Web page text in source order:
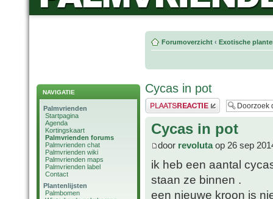
NAVIGATIE
Palmvrienden
Startpagina
Agenda
Kortingskaart
Palmvrienden forums
Palmvrienden chat
Palmvrienden wiki
Palmvrienden maps
Palmvrienden label
Contact
Plantenlijsten
Palmbomen
Forumoverzicht ‹ Exotische
Cycas in pot
Plaats een reactie
Cycas in pot
door revolutaop 26 sep
ik heb een aantal
staan ze binnen .
een nieuwe kroon is